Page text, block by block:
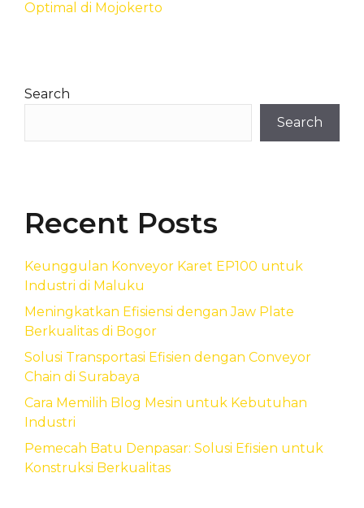
Optimal di Mojokerto
Search
Search
Recent Posts
Keunggulan Konveyor Karet EP100 untuk
Industri di Maluku
Meningkatkan Efisiensi dengan Jaw Plate
Berkualitas di Bogor
Solusi Transportasi Efisien dengan Conveyor
Chain di Surabaya
Cara Memilih Blog Mesin untuk Kebutuhan
Industri
Pemecah Batu Denpasar: Solusi Efisien untuk
Konstruksi Berkualitas